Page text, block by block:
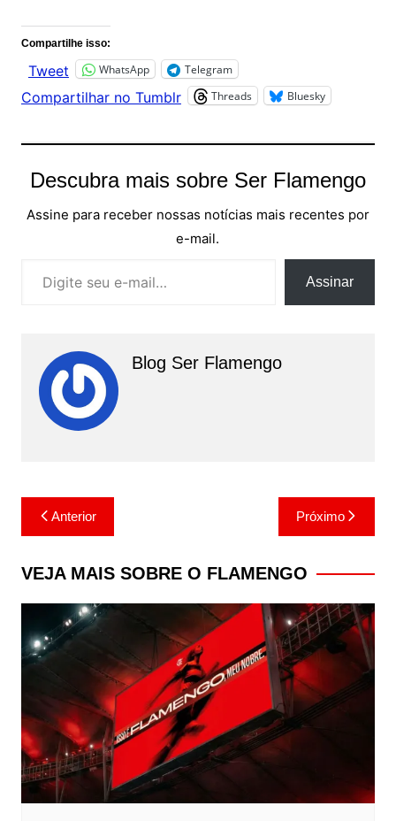
Compartilhe isso:
Tweet WhatsApp Telegram
Compartilhar no Tumblr Threads Bluesky
Descubra mais sobre Ser Flamengo
Assine para receber nossas notícias mais recentes por
e-mail.
Assinar
Blog Ser Flamengo
Navegação
de
Post
Anterior Próximo
VEJA MAIS SOBRE O FLAMENGO